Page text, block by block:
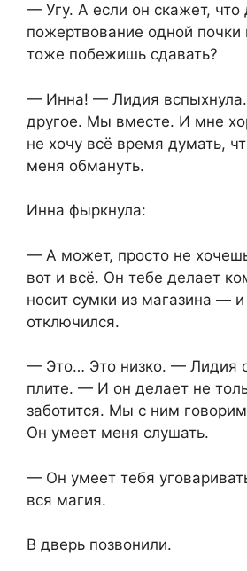
— Угу. А если он скажет, что
пожертвование одной почки
тоже побежишь сдавать?
— Инна! — Лидия
другое. Мы вместе. И мне
не хочу всё время думать,
меня обмануть.
Инна фыркнула:
— А может, просто не
вот и всё. Он тебе делает
носит сумки из магазина — и
отключился.
— Это… Это низко. — Лидия
плите. — И он делает не
заботится. Мы с ним
Он умеет меня слушать.
— Он умеет тебя
вся магия.
В дверь позвонили.